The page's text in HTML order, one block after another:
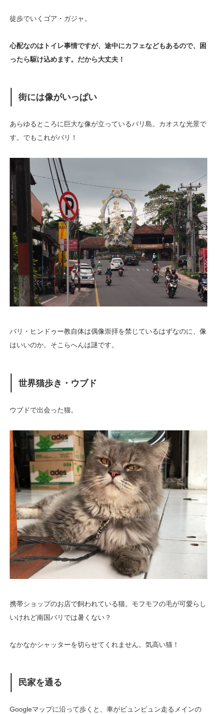
徒歩でいくゴア・ガジャ。
心配なのはトイレ事情ですが、途中にカフェなどもあるので、困
ったら駆け込めます。だから大丈夫！
街には像がいっぱい
あらゆるところに巨大な像が立っているバリ島。カオスな光景で
す。でもこれがバリ！
バリ・ヒンドゥー教自体は偶像崇拝を禁じているはずなのに、像
はいいのか。そこらへんは謎です。
世界猫歩き・ウブド
ウブドで出会った猫。
携帯ショップのお店で飼われている猫。モフモフの毛が可愛らし
いけれど南国バリでは暑くない？
なかなかシャッターを切らせてくれません。気高い猫！
民家を通る
Googleマップに沿って歩くと、車がビュンビュン走るメインの